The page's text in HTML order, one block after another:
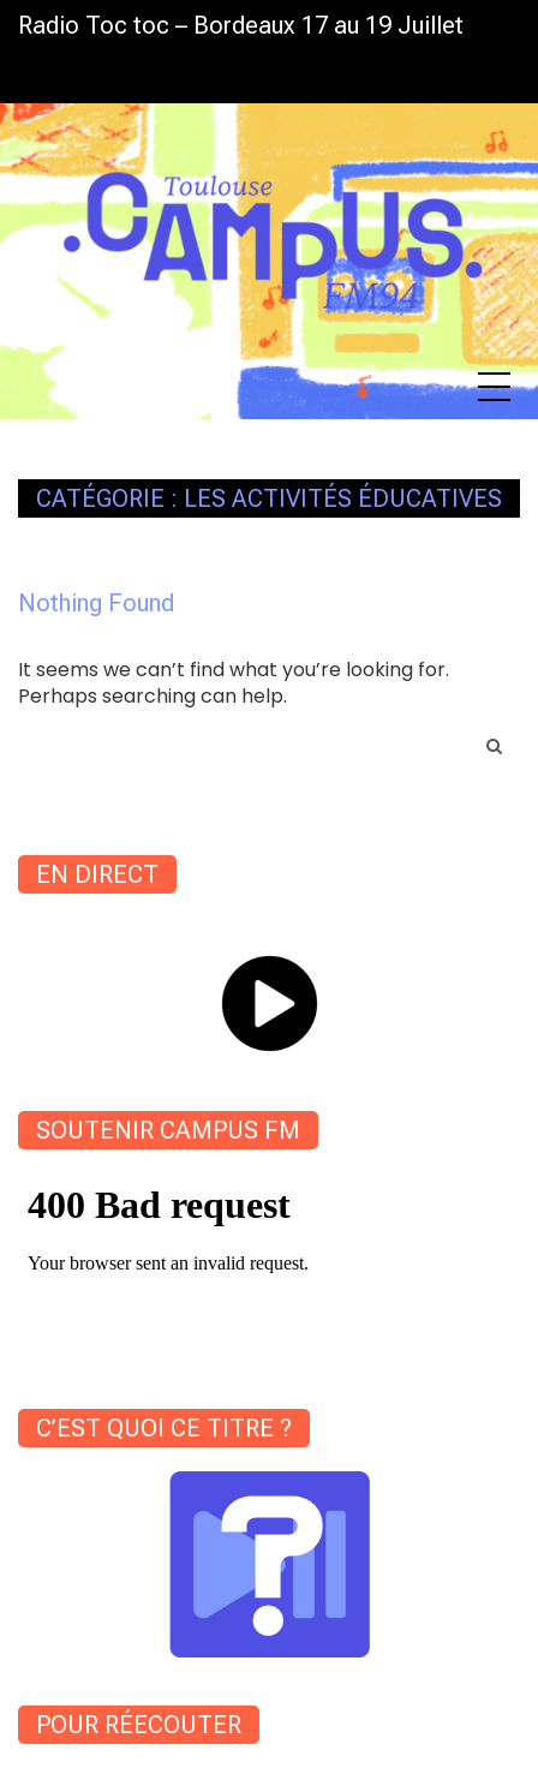
SkipRadio Toc toc – Bordeaux 17 au 19 Juillet
LA GRILLE D’ÉTÉ EST DE SORTIE
CATÉGORIE : LES ACTIVITÉS ÉDUCATIVES
Nothing Found
It seems we can’t find what you’re looking for.
Perhaps searching can help.
EN DIRECT
SOUTENIR CAMPUS FM
C’EST QUOI CE TITRE ?
POUR RÉECOUTER